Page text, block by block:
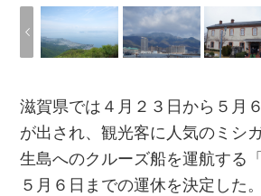
滋賀県では４月２３日から５月
が出され、観光客に人気のミシ
生島へのクルーズ船を運航する
５月６日までの運休を決定した。